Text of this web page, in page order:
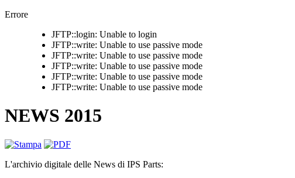
Errore
JFTP::login: Unable to login
JFTP::write: Unable to use passive mode
JFTP::write: Unable to use passive mode
JFTP::write: Unable to use passive mode
JFTP::write: Unable to use passive mode
JFTP::write: Unable to use passive mode
NEWS 2015
L'archivio digitale delle News di IPS Parts: